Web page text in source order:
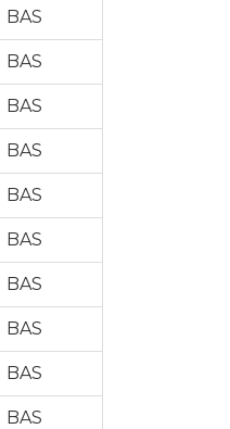
BAS
BAS
BAS
BAS
BAS
BAS
BAS
BAS
BAS
BAS